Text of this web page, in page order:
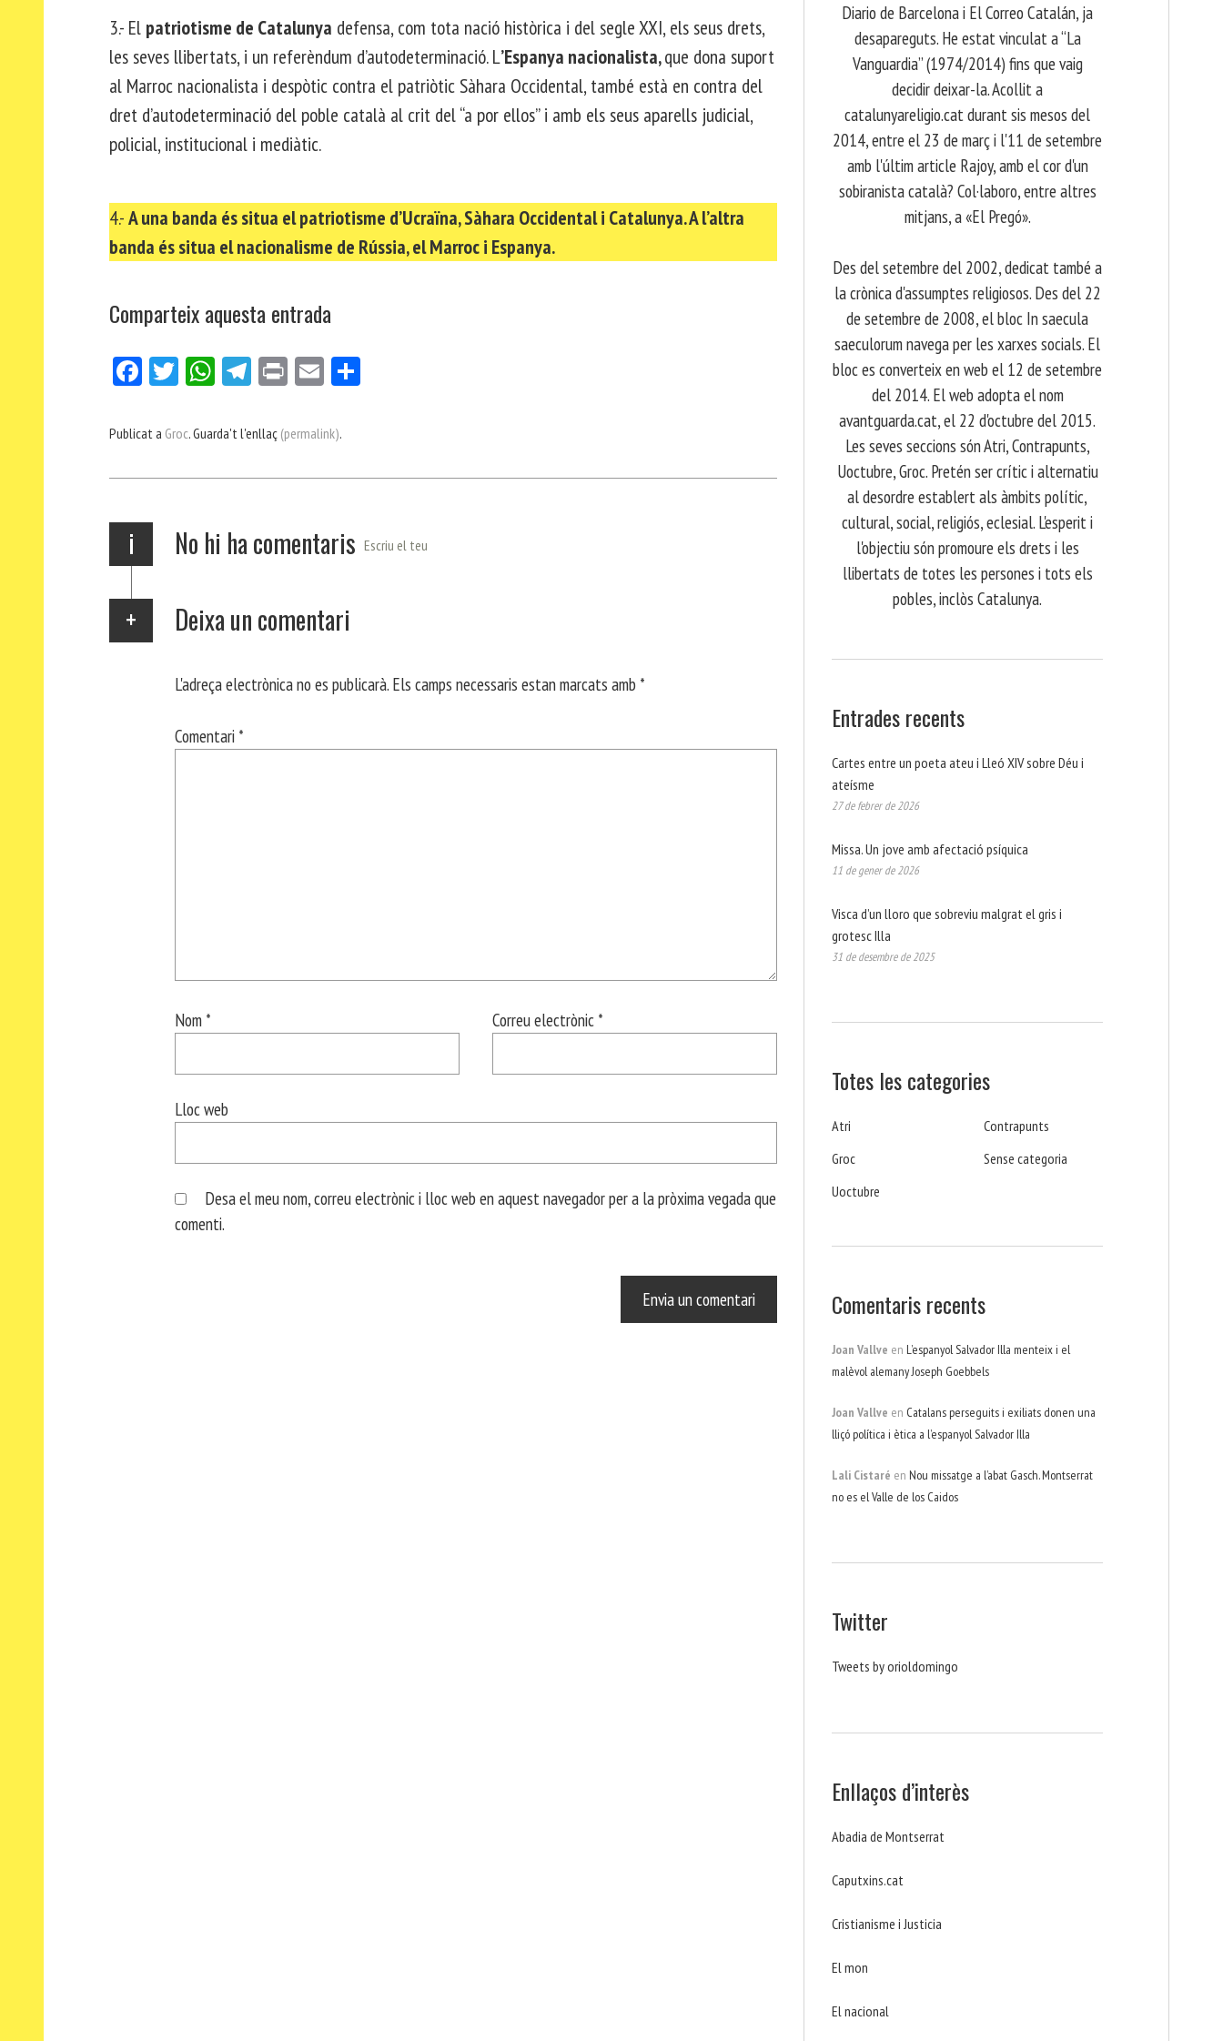
3.- El patriotisme de Catalunya defensa, com tota nació històrica i del segle XXI, els seus drets,
les seves llibertats, i un referèndum d’autodeterminació. L’Espanya nacionalista,que dona suport
al Marroc nacionalista i despòtic contra el patriòtic Sàhara Occidental, també està en contra del
dret d’autodeterminació del poble català al crit del “a por ellos” i amb els seus aparells judicial,
policial, institucional i mediàtic.
4.-A una banda és situa el patriotisme d’Ucraïna, Sàhara Occidental i Catalunya. A l’altra
banda és situa el nacionalisme de Rússia, el Marroc i Espanya.
Comparteix aquesta entrada
Fa
bo
Tw
er
W
ts
p
Te
gr
m
Pri E
ail
ei
Publicat a Groc. Guarda't l'enllaç (permalink).
i No hi ha comentaris Escriu el teu
Deixa un comentari
L'adreça electrònica no es publicarà. Els camps necessaris estan marcats amb *
Comentari *
Nom * Correu electrònic *
Lloc web
Desa el meu nom, correu electrònic i lloc web en aquest navegador per a la pròxima vegada que
comenti.
Diario de Barcelona i El Correo Catalán, ja
desapareguts. He estat vinculat a “La
Vanguardia” (1974/2014) fins que vaig
decidir deixar-la. Acollit a
catalunyareligio.cat durant sis mesos del
2014, entre el 23 de març i l'11 de setembre
amb l'últim article Rajoy, amb el cor d'un
sobiranista català? Col·laboro, entre altres
mitjans, a «El Pregó».
​ Des del setembre del 2002, dedicat també a
la crònica d'assumptes religiosos. Des del 22
de setembre de 2008, el bloc In saecula
saeculorum navega per les xarxes socials. El
bloc es converteix en web el 12 de setembre
del 2014. El web adopta el nom
avantguarda.cat, el 22 d'octubre del 2015.
Les seves seccions són Atri, Contrapunts,
Uoctubre, Groc. Pretén ser crític i alternatiu
al desordre establert als àmbits polític,
cultural, social, religiós, eclesial. L'esperit i
l'objectiu són promoure els drets i les
llibertats de totes les persones i tots els
pobles, inclòs Catalunya.
Entrades recents
Cartes entre un poeta ateu i Lleó XIV sobre Déu i
ateísme
27 de febrer de 2026
Missa. Un jove amb afectació psíquica
11 de gener de 2026
Visca d’un lloro que sobreviu malgrat el gris i
grotesc Illa
31 de desembre de 2025
Totes les categories
Atri
Contrapunts
Groc
Sense categoria
Uoctubre
Comentaris recents
Joan Vallve en L’espanyol Salvador Illa menteix i el
malèvol alemany Joseph Goebbels
Joan Vallve en Catalans perseguits i exiliats donen una
lliçó política i ètica a l’espanyol Salvador Illa
Lali Cistaré en Nou missatge a l’abat Gasch. Montserrat
no es el Valle de los Caidos
Twitter
Tweets by orioldomingo
Enllaços d’interès
Abadia de Montserrat
Caputxins.cat
Cristianisme i Justicia
El mon
El nacional